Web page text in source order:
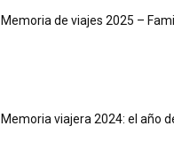
Memoria de viajes 2025 –
Memoria viajera 2024: el año